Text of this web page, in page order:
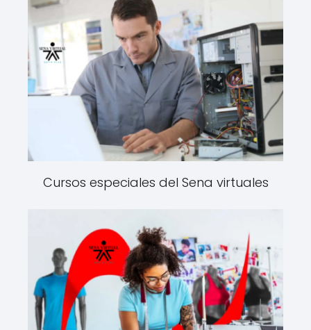
Cursos especiales del Sena virtuales